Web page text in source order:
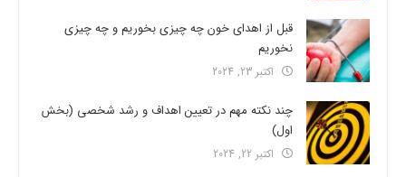
قبل از اهدای خون چه چیزی بخوریم و چه چیزی
نخوریم
اکتبر 23, 2024
چند نکته مهم در تعیین اهداف و رشد شخصی (بخش
اول)
اکتبر 22, 2024